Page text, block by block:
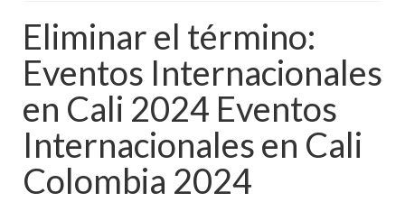
Eliminar el término:
Eventos Internacionales
en Cali 2024 Eventos
Internacionales en Cali
Colombia 2024